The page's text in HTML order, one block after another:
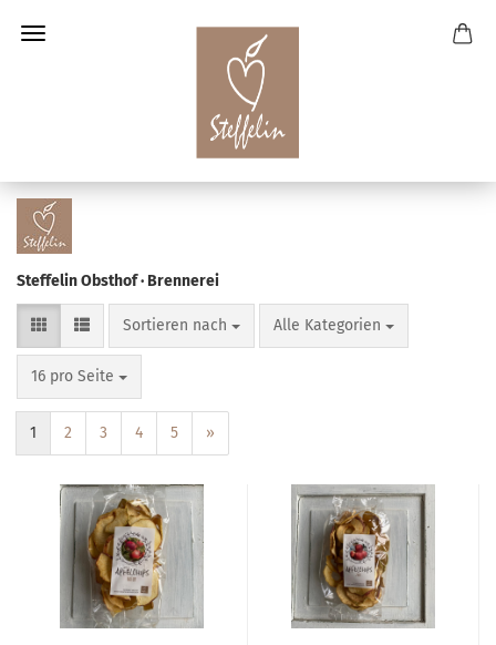
Steffelin Obsthof · Brennerei
Sortieren nach
Sortieren nach Alle Kategorien
pro Seite
16 pro Seite
pro Seite
1 2 3 4 5 »